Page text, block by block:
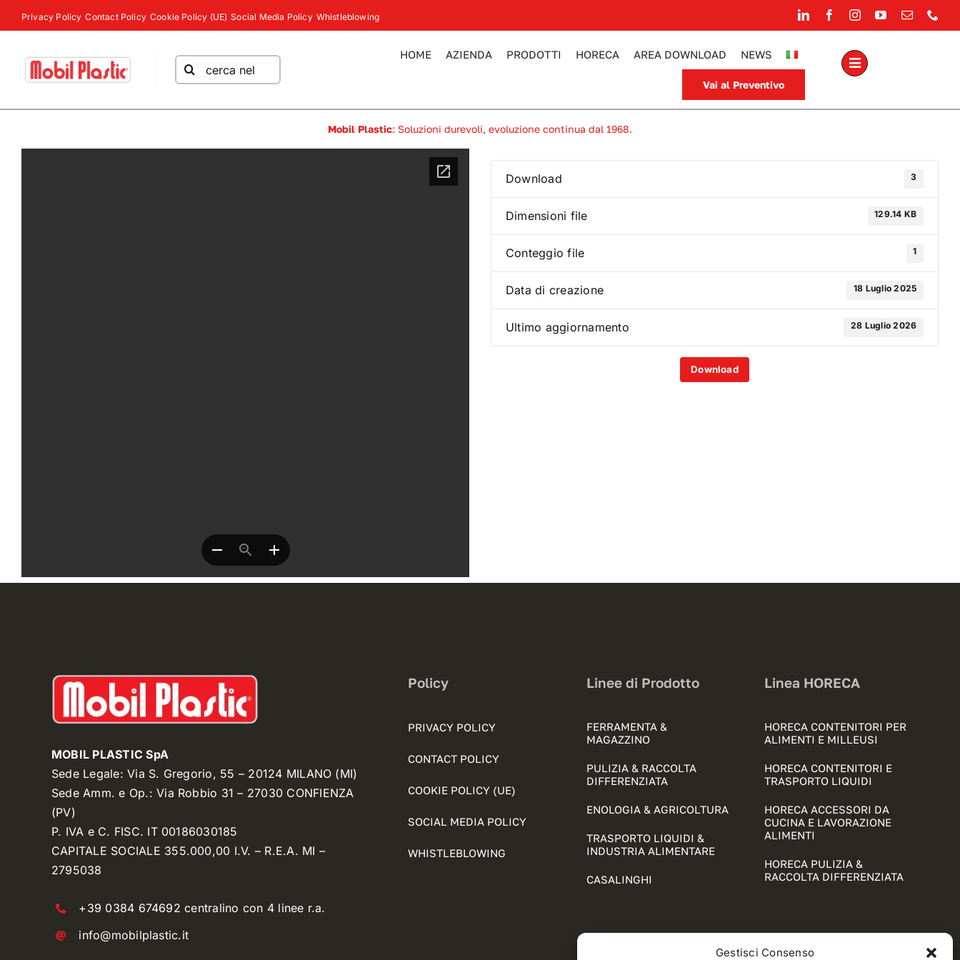
Gestisci Consenso
al
Privacy Policy Contact Policy Cookie Policy (UE) Social Media Policy Whistleblowing
Cerca
per:
HOME AZIENDA PRODOTTI HORECA AREA DOWNLOAD NEWS
Vai al Preventivo
Mobil Plastic: Soluzioni durevoli, evoluzione continua dal 1968.
Download 3
Dimensioni file 129.14 KB
Conteggio file 1
Data di creazione 18 Luglio 2025
Ultimo aggiornamento 28 Luglio 2026
Download
MOBIL PLASTIC SpA
Sede Legale: Via S. Gregorio, 55 – 20124 MILANO (MI)
Sede Amm. e Op.: Via Robbio 31 – 27030 CONFIENZA
(PV)
P. IVA e C. FISC. IT 00186030185
CAPITALE SOCIALE 355.000,00 I.V. – R.E.A. MI –
2795038
+39 0384 674692 centralino con 4 linee r.a.
info@mobilplastic.it
Policy
PRIVACY POLICY
CONTACT POLICY
COOKIE POLICY (UE)
SOCIAL MEDIA POLICY
WHISTLEBLOWING
Linee di Prodotto
FERRAMENTA &
MAGAZZINO
PULIZIA & RACCOLTA
DIFFERENZIATA
ENOLOGIA & AGRICOLTURA
TRASPORTO LIQUIDI &
INDUSTRIA ALIMENTARE
CASALINGHI
Linea HORECA
HORECA CONTENITORI PER
ALIMENTI E MILLEUSI
HORECA CONTENITORI E
TRASPORTO LIQUIDI
HORECA ACCESSORI DA
CUCINA E LAVORAZIONE
ALIMENTI
HORECA PULIZIA &
RACCOLTA DIFFERENZIATA